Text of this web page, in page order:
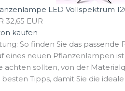
LED Vollspektrum
32,65 EUR
kaufen
So finden Sie das passende
eines neuen Pflanzenlampen
achten sollten, von der
Tipps, damit Sie die